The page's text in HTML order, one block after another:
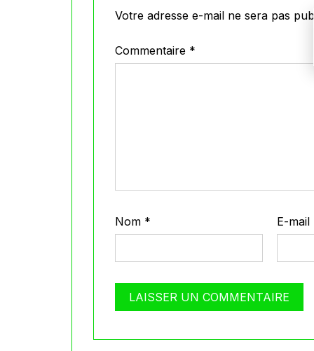
Votre adresse e-mail ne sera pas
Commentaire *
Nom * E-mail